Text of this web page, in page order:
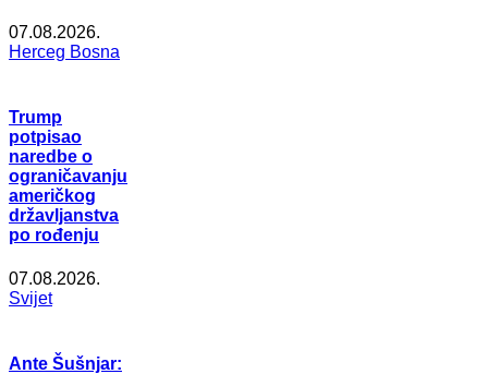
07.08.2026.
Herceg Bosna
Trump
potpisao
naredbe o
ograničavanju
američkog
državljanstva
po rođenju
07.08.2026.
Svijet
Ante Šušnjar: